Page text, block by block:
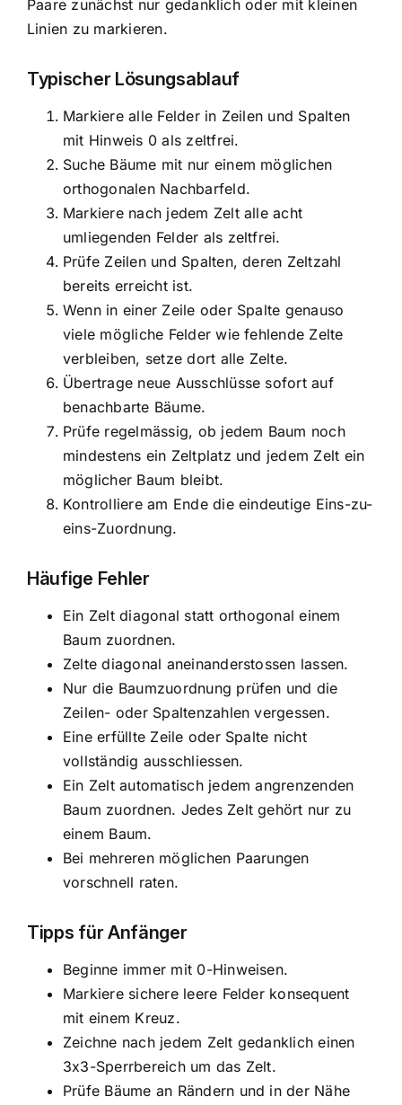
Paare zunächst nur gedanklich oder mit kleinen
Linien zu markieren.
Typischer Lösungsablauf
Markiere alle Felder in Zeilen und Spalten
mit Hinweis 0 als zeltfrei.
Suche Bäume mit nur einem möglichen
orthogonalen Nachbarfeld.
Markiere nach jedem Zelt alle acht
umliegenden Felder als zeltfrei.
Prüfe Zeilen und Spalten, deren Zeltzahl
bereits erreicht ist.
Wenn in einer Zeile oder Spalte genauso
viele mögliche Felder wie fehlende Zelte
verbleiben, setze dort alle Zelte.
Übertrage neue Ausschlüsse sofort auf
benachbarte Bäume.
Prüfe regelmässig, ob jedem Baum noch
mindestens ein Zeltplatz und jedem Zelt ein
möglicher Baum bleibt.
Kontrolliere am Ende die eindeutige Eins-zu-
eins-Zuordnung.
Häufige Fehler
Ein Zelt diagonal statt orthogonal einem
Baum zuordnen.
Zelte diagonal aneinanderstossen lassen.
Nur die Baumzuordnung prüfen und die
Zeilen- oder Spaltenzahlen vergessen.
Eine erfüllte Zeile oder Spalte nicht
vollständig ausschliessen.
Ein Zelt automatisch jedem angrenzenden
Baum zuordnen. Jedes Zelt gehört nur zu
einem Baum.
Bei mehreren möglichen Paarungen
vorschnell raten.
Tipps für Anfänger
Beginne immer mit 0-Hinweisen.
Markiere sichere leere Felder konsequent
mit einem Kreuz.
Zeichne nach jedem Zelt gedanklich einen
3x3-Sperrbereich um das Zelt.
Prüfe Bäume an Rändern und in der Nähe